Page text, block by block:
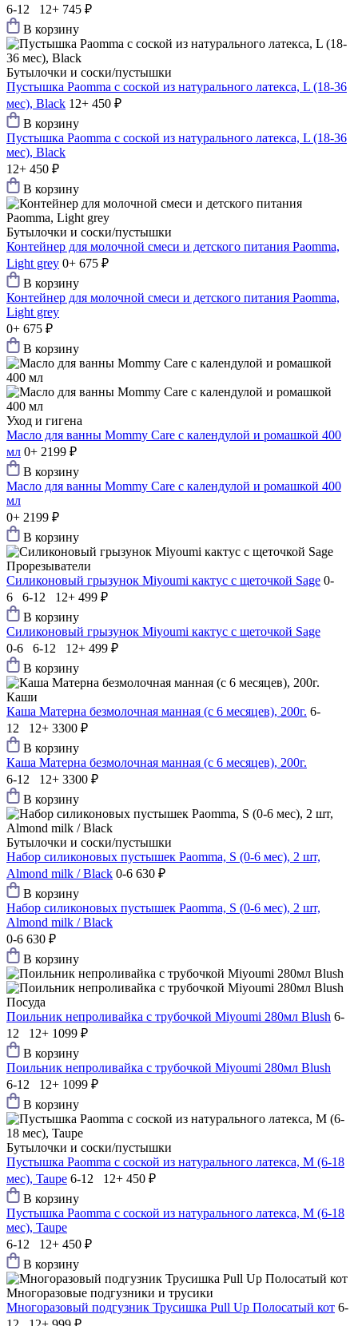
6-12 12+ 745 ₽
В корзину
Бутылочки и соски/пустышки
Пустышка Paomma с соской из натурального латекса, L (18-36
мес), Black 12+ 450 ₽
В корзину
Пустышка Paomma с соской из натурального латекса, L (18-36
мес), Black
12+ 450 ₽
В корзину
Бутылочки и соски/пустышки
Контейнер для молочной смеси и детского питания Paomma,
Light grey 0+ 675 ₽
В корзину
Контейнер для молочной смеси и детского питания Paomma,
Light grey
0+ 675 ₽
В корзину
Уход и гигена
Масло для ванны Mommy Care с календулой и ромашкой 400
мл 0+ 2199 ₽
В корзину
Масло для ванны Mommy Care с календулой и ромашкой 400
мл
0+ 2199 ₽
В корзину
Прорезыватели
Силиконовый грызунок Мiyoumi кактус с щеточкой Sage 0-
6 6-12 12+ 499 ₽
В корзину
Силиконовый грызунок Мiyoumi кактус с щеточкой Sage
0-6 6-12 12+ 499 ₽
В корзину
Каши
Каша Матерна безмолочная манная (с 6 месяцев), 200г. 6-
12 12+ 3300 ₽
В корзину
Каша Матерна безмолочная манная (с 6 месяцев), 200г.
6-12 12+ 3300 ₽
В корзину
Бутылочки и соски/пустышки
Набор силиконовых пустышек Paomma, S (0-6 мес), 2 шт,
Almond milk / Black 0-6 630 ₽
В корзину
Набор силиконовых пустышек Paomma, S (0-6 мес), 2 шт,
Almond milk / Black
0-6 630 ₽
В корзину
Посуда
Поильник непроливайка с трубочкой Мiyoumi 280мл Blush 6-
12 12+ 1099 ₽
В корзину
Поильник непроливайка с трубочкой Мiyoumi 280мл Blush
6-12 12+ 1099 ₽
В корзину
Бутылочки и соски/пустышки
Пустышка Paomma с соской из натурального латекса, M (6-18
мес), Taupe 6-12 12+ 450 ₽
В корзину
Пустышка Paomma с соской из натурального латекса, M (6-18
мес), Taupe
6-12 12+ 450 ₽
В корзину
Многоразовые подгузники и трусики
Многоразовый подгузник Трусишка Pull Up Полосатый кот 6-